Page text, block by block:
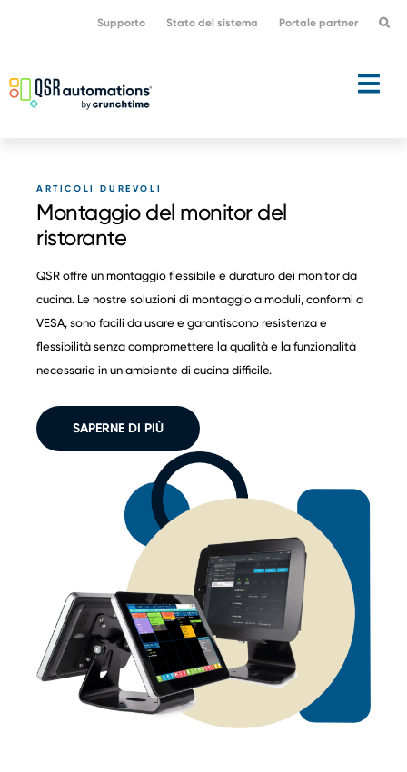
primaria
principale
Supporto Stato del sistema Portale partner
ARTICOLI DUREVOLI
Montaggio del monitor del
ristorante
QSR offre un montaggio flessibile e duraturo dei monitor da
cucina. Le nostre soluzioni di montaggio a moduli, conformi a
VESA, sono facili da usare e garantiscono resistenza e
flessibilità senza compromettere la qualità e la funzionalità
necessarie in un ambiente di cucina difficile.
SAPERNE DI PIÙ